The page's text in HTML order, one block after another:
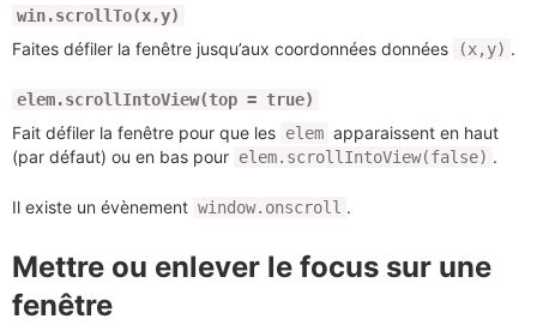
win.scrollTo(x,y)
Faites défiler la fenêtre jusqu’aux coordonnées données (x,y) .
elem.scrollIntoView(top = true)
Fait défiler la fenêtre pour que les elem apparaissent en haut
(par défaut) ou en bas pour elem.scrollIntoView(false) .
Il existe un évènement window.onscroll .
Mettre ou enlever le focus sur une
fenêtre